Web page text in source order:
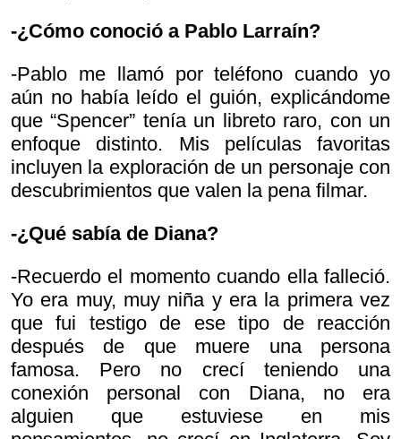
-¿Cómo conoció a Pablo Larraín?
-Pablo me llamó por teléfono cuando yo
aún no había leído el guión, explicándome
que “Spencer” tenía un libreto raro, con un
enfoque distinto. Mis películas favoritas
incluyen la exploración de un personaje con
descubrimientos que valen la pena filmar.
-¿Qué sabía de Diana?
-Recuerdo el momento cuando ella falleció.
Yo era muy, muy niña y era la primera vez
que fui testigo de ese tipo de reacción
después de que muere una persona
famosa. Pero no crecí teniendo una
conexión personal con Diana, no era
alguien que estuviese en mis